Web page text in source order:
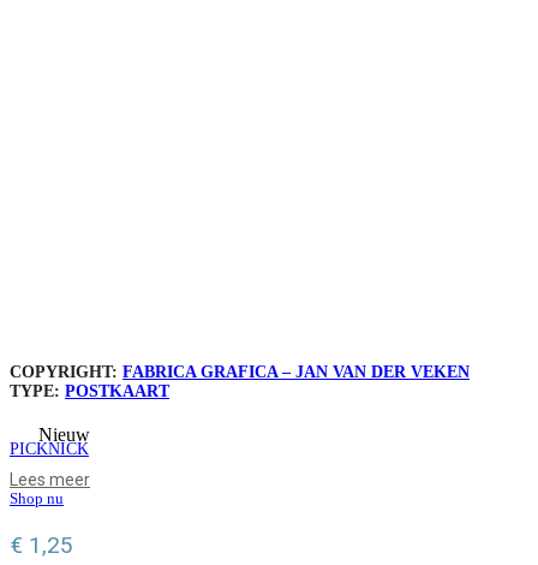
Nieuw
COPYRIGHT: FABRICA GRAFICA – JAN VAN DER VEKEN
TYPE: POSTKAART
PICKNICK
Lees meer
Shop nu
€ 1,25